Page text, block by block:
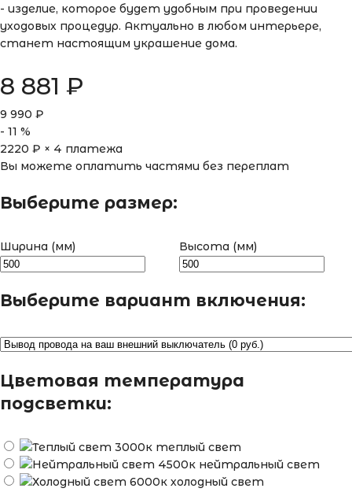
- изделие, которое будет удобным при проведении
уходовых процедур. Актуально в любом интерьере,
станет настоящим украшение дома.
8 881 ₽
9 990 ₽
- 11 %
2220 ₽ × 4 платежа
Вы можете оплатить частями без переплат
Выберите размер:
Ширина (мм) Высота (мм)
Выберите вариант включения:
Цветовая температура
подсветки:
теплый свет
нейтральный свет
холодный свет